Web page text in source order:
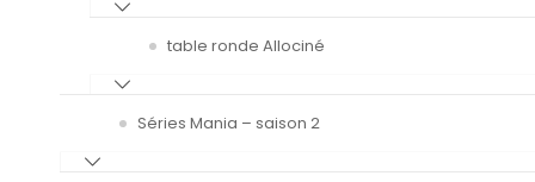
table ronde Allociné
Séries Mania – saison 2